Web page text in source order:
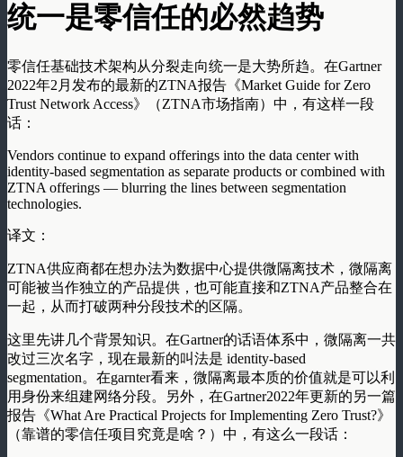
统一是零信任的必然趋势
零信任基础技术架构从分裂走向统一是大势所趋。在Gartner
2022年2月发布的最新的ZTNA报告《Market Guide for Zero
Trust Network Access》（ZTNA市场指南）中，有这样一段
话：
Vendors continue to expand offerings into the data center with
identity-based segmentation as separate products or combined with
ZTNA offerings — blurring the lines between segmentation
technologies.
译文：
ZTNA供应商都在想办法为数据中心提供微隔离技术，微隔离
可能被当作独立的产品提供，也可能直接和ZTNA产品整合在
一起，从而打破两种分段技术的区隔。
这里先讲几个背景知识。在Gartner的话语体系中，微隔离一共
改过三次名字，现在最新的叫法是 identity-based
segmentation。在garnter看来，微隔离最本质的价值就是可以利
用身份来组建网络分段。另外，在Gartner2022年更新的另一篇
报告《What Are Practical Projects for Implementing Zero Trust?》
（靠谱的零信任项目究竟是啥？）中，有这么一段话：